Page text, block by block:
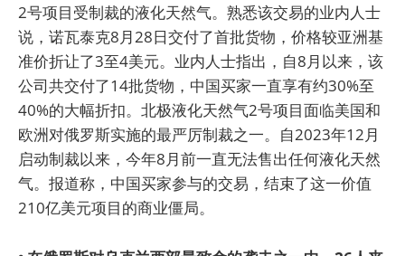
2号项目受制裁的液化天然气。熟悉该交易的业内人士
说，诺瓦泰克8月28日交付了首批货物，价格较亚洲基
准价折让了3至4美元。业内人士指出，自8月以来，该
公司共交付了14批货物，中国买家一直享有约30%至
40%的大幅折扣。北极液化天然气2号项目面临美国和
欧洲对俄罗斯实施的最严厉制裁之一。自2023年12月
启动制裁以来，今年8月前一直无法售出任何液化天然
气。报道称，中国买家参与的交易，结束了这一价值
210亿美元项目的商业僵局。